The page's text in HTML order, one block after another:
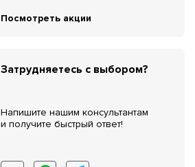
Посмотреть акции
Затрудняетесь с выбором?
Напишите нашим консультантам
и получите быстрый ответ!